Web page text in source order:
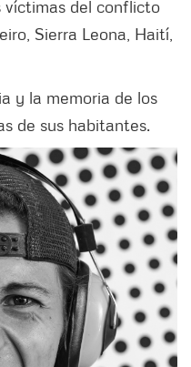
víctimas del conflicto
Sierra Leona, Haití,
y la memoria de los
de sus habitantes.